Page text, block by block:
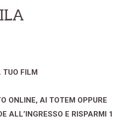
TUO FILM
ONLINE, AI TOTEM OPPURE
ALL’INGRESSO E RISPARMI 1